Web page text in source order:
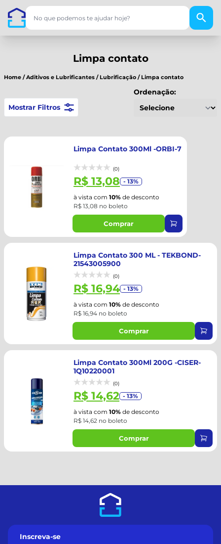
Limpa contato
Home /Aditivos e Lubrificantes / Lubrificação / Limpa contato
Mostrar Filtros
Ordenação:
Limpa Contato 300Ml -ORBI-7
(0)
R$ 13,08 - 13%
à vista com 10% de desconto
R$ 13,08 no boleto
Comprar
Limpa Contato 300 ML - TEKBOND-
21543005900
(0)
R$ 16,94 - 13%
à vista com 10% de desconto
R$ 16,94 no boleto
Comprar
Limpa Contato 300Ml 200G -CISER-
1Q10220001
(0)
R$ 14,62 - 13%
à vista com 10% de desconto
R$ 14,62 no boleto
Comprar
Inscreva-se